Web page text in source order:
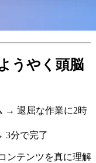
うやく頭脳
→ 退屈な作業に2時
3分で完了
ンテンツを真に理解